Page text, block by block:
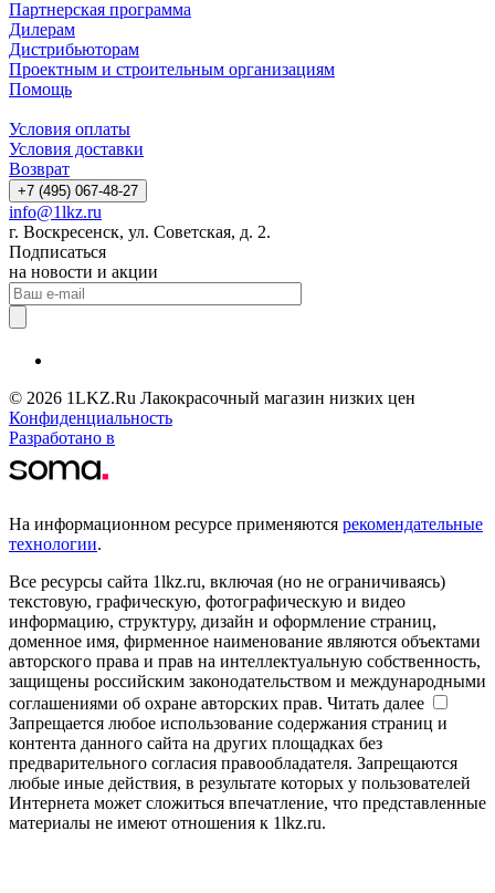
Партнерская программа
Дилерам
Дистрибьюторам
Проектным и строительным организациям
Помощь
Условия оплаты
Условия доставки
Возврат
+7 (495) 067-48-27
info@1lkz.ru
г. Воскресенск, ул. Советская, д. 2.
Подписаться
на новости и акции
© 2026 1LKZ.Ru Лакокрасочный магазин низких цен
Конфиденциальность
Разработано в
На информационном ресурсе применяются рекомендательные
технологии.
Все ресурсы сайта 1lkz.ru, включая (но не ограничиваясь)
текстовую, графическую, фотографическую и видео
информацию, структуру, дизайн и оформление страниц,
доменное имя, фирменное наименование являются объектами
авторского права и прав на интеллектуальную собственность,
защищены российским законодательством и международными
соглашениями об охране авторских прав. Читать далее
Запрещается любое использование содержания страниц и
контента данного сайта на других площадках без
предварительного согласия правообладателя. Запрещаются
любые иные действия, в результате которых у пользователей
Интернета может сложиться впечатление, что представленные
материалы не имеют отношения к 1lkz.ru.